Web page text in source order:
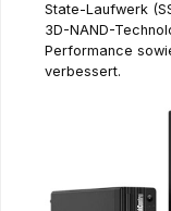
State-Laufwerk
3D-NAND-
Performance
verbessert.